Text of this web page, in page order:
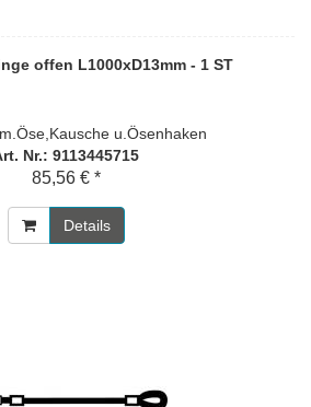
offen L1000xD13mm - 1 ST
u.Ösenhaken
Nr.: 9113445715
85,56 € *
Details